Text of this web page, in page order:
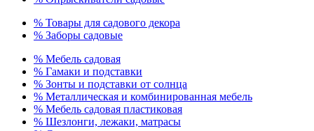
% Товары для садового декора
% Заборы садовые
% Мебель садовая
% Гамаки и подставки
% Зонты и подставки от солнца
% Металлическая и комбинированная мебель
% Мебель садовая пластиковая
% Шезлонги, лежаки, матрасы